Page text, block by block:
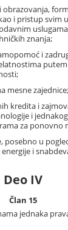
obrazovanja,
i pristup svim
znanja;
i
putem
mesne zajednice;
kredita i
i
za ponovno
posebno u
i
Deo IV
Član 15
jednaka